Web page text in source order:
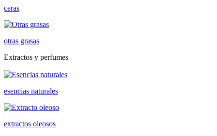
ceras
otras grasas
Extractos y perfumes
esencias naturales
extractos oleosos